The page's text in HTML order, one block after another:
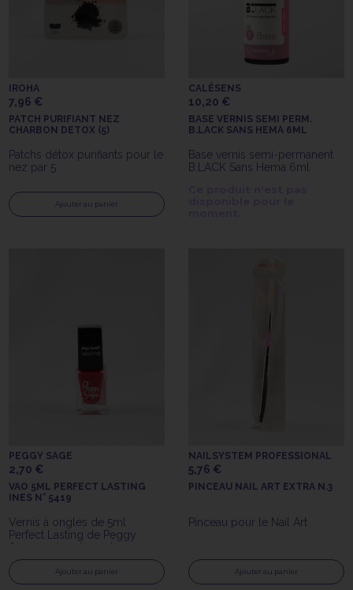
IROHA
7,96 €
PATCH PURIFIANT NEZ
CHARBON DETOX (5)
Patchs détox purifiants pour le
nez par 5
Ajouter au panier
CALÉSENS
10,20 €
BASE VERNIS SEMI PERM.
B.LACK SANS HEMA 6ML
Base vernis semi-permanent
B.LACK Sans Hema 6ml
PEGGY SAGE
2,70 €
VAO 5ML PERFECT LASTING
INES N° 5419
Vernis à ongles de 5ml
Perfect Lasting de Peggy
Sage couleur Ines n°5419
Ajouter au panier
NAILSYSTEM PROFESSIONAL
5,76 €
PINCEAU NAIL ART EXTRA N.3
Pinceau pour le Nail Art
Ajouter au panier